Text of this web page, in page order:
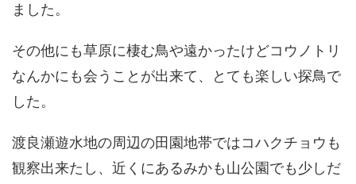
ました。
その他にも草原に棲む鳥や遠かったけどコウノトリ
なんかにも会うことが出来て、とても楽しい探鳥で
した。
渡良瀬遊水地の周辺の田園地帯ではコハクチョウも
観察出来たし、近くにあるみかも山公園でも少しだ